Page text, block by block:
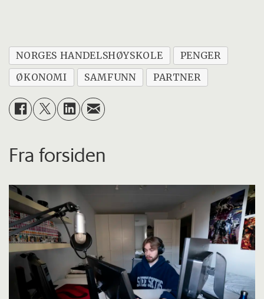
NORGES HANDELSHØYSKOLE
PENGER
ØKONOMI
SAMFUNN PARTNER
Fra forsiden